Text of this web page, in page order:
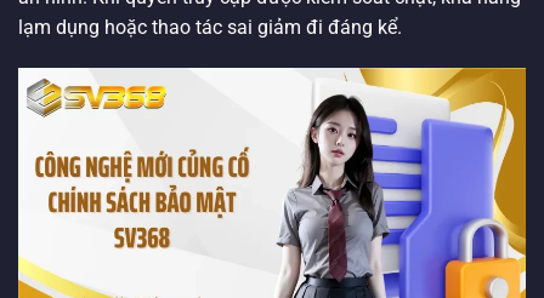
lạm dụng hoặc thao tác sai giảm đi đáng kể.